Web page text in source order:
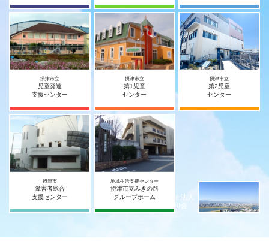
社会福祉法人
摂津宥和会
摂津市立
児童発達
支援センター
摂津市立
第1児童
センター
摂津市立
第2児童
センター
摂津市
障害者総合
支援センター
地域生活支援センター
摂津市立みきの路
グループホーム